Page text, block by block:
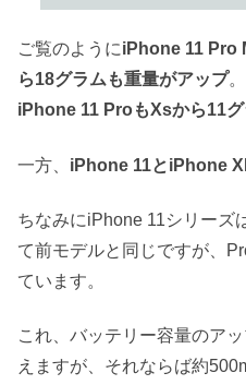
ご覧のようにiPhone 11 Pro
ら18グラムも重量がアップ。
iPhone 11 ProもXsから11
一方、 iPhone 11とiPhone
ちなみにiPhone 11シリーズ
て前モデルと同じですが、
ています。
これ、バッテリー容量のア
えますが、それならば約